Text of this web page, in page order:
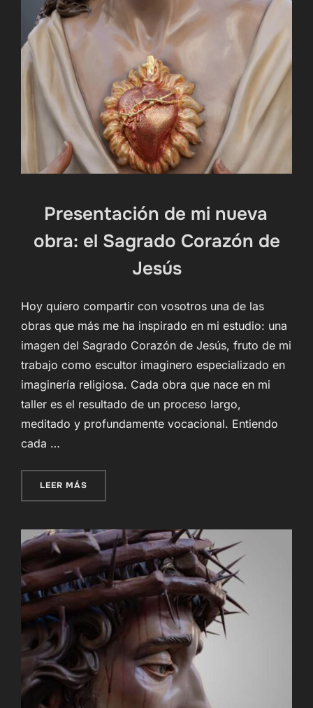
Presentación de mi nueva
obra: el Sagrado Corazón de
Jesús
Hoy quiero compartir con vosotros una de las
obras que más me ha inspirado en mi estudio: una
imagen del Sagrado Corazón de Jesús, fruto de mi
trabajo como escultor imaginero especializado en
imaginería religiosa. Cada obra que nace en mi
taller es el resultado de un proceso largo,
meditado y profundamente vocacional. Entiendo
cada …
LEER MÁS